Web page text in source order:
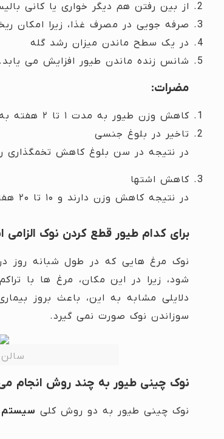
از بین رفتن هم دیگر خواری یا کانی
صرفه جویی در مصرف غذا، زیرا امکان
در یک سطح ماندن میزان رشد گله
شانس زنده ماندن طیور افزایش می یابد.
مضرات:
کاهش وزن طیور به مدت ۱ تا ۲ هفته به دلیل استرس وارد شده به آن ها
تاخیر در بلوغ جنسی
در نتیجه در سن بلوغ کاهش تخمگذاری
کاهش اشتها
در نتیجه کاهش وزن دارند و ۱۰ تا ۲۰ هفته طول می کشد تا به وزن ایده آل برسند.
برای کدام طیور قطع کردن نوک
نوک مرغ هایی که در طول شبانه روز
شود، زیرا در این مکان، مرغ ها با
دلایلی مشابه به این، باعث بروز
سوزاندن نوک صورت نمی گیرد.
نوک چینی طیور به چند روش انجام
نوک چینی طیور به دو روش کلی